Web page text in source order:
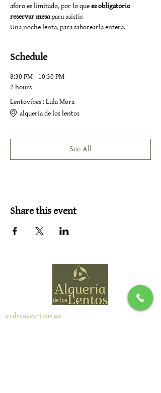
aforo es limitado, por lo que es obligatorio
reservar mesa para asistir.
Una noche lenta, para saborearla entera.
Schedule
8:30 PM - 10:30 PM
2 hours
Lentovibes : Lula Mora
alqueria de los lentos
See All
Share this event
subvenciones